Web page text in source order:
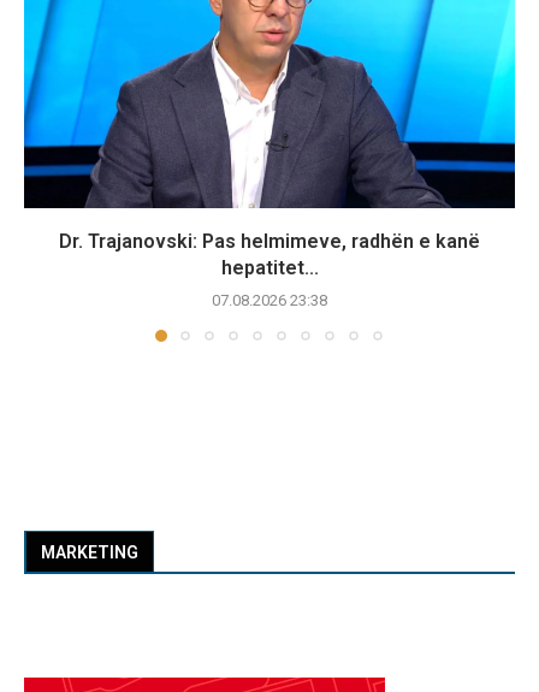
Dr. Trajanovski: Pas helmimeve, radhën e kanë
hepatitet...
07.08.2026 23:38
MARKETING